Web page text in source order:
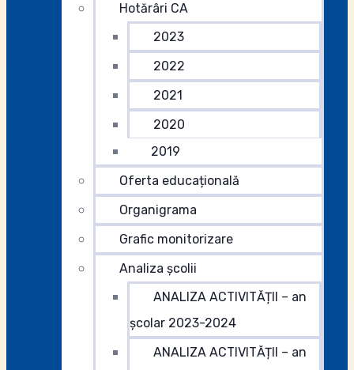
Hotărâri CA
2023
2022
2021
2020
2019
Oferta educațională
Organigrama
Grafic monitorizare
Analiza şcolii
ANALIZA ACTIVITĂȚII – an
școlar 2023-2024
ANALIZA ACTIVITĂȚII – an